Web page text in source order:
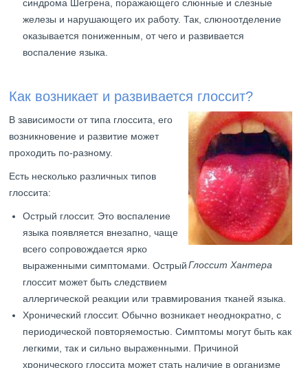
синдрома Шегрена, поражающего слюнные и слезные
железы и нарушающего их работу. Так, слюноотделение
оказывается пониженным, от чего и развивается
воспаление языка.
Как возникает и развивается глоссит?
Глоссит Хантера
В зависимости от типа глоссита, его
возникновение и развитие может
проходить по-разному.
Есть несколько различных типов
глоссита:
Острый глоссит. Это воспаление
языка появляется внезапно, чаще
всего сопровождается ярко
выраженными симптомами. Острый
глоссит может быть следствием
аллергической реакции или травмирования тканей языка.
Хронический глоссит. Обычно возникает неоднократно, с
периодической повторяемостью. Симптомы могут быть как
легкими, так и сильно выраженными. Причиной
хронического глоссита может стать наличие в организме